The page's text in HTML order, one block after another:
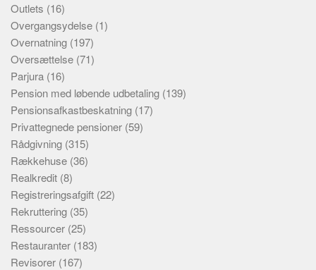
Outlets (16)
Overgangsydelse (1)
Overnatning (197)
Oversættelse (71)
Parjura (16)
Pension med løbende udbetaling (139)
Pensionsafkastbeskatning (17)
Privattegnede pensioner (59)
Rådgivning (315)
Rækkehuse (36)
Realkredit (8)
Registreringsafgift (22)
Rekruttering (35)
Ressourcer (25)
Restauranter (183)
Revisorer (167)